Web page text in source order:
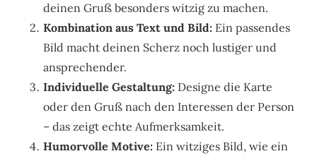
deinen Gruß besonders witzig zu machen.
Kombination aus Text und Bild: Ein passendes
Bild macht deinen Scherz noch lustiger und
ansprechender.
Individuelle Gestaltung: Designe die Karte
oder den Gruß nach den Interessen der Person
– das zeigt echte Aufmerksamkeit.
Humorvolle Motive: Ein witziges Bild, wie ein